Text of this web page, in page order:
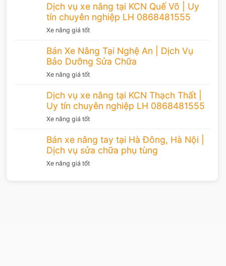
Dịch vụ xe nâng tại KCN Quế Võ | Uy
tín chuyên nghiệp LH 0868481555
Xe nâng giá tốt
Bán Xe Nâng Tại Nghệ An | Dịch Vụ
Bảo Dưỡng Sửa Chữa
Xe nâng giá tốt
Dịch vụ xe nâng tại KCN Thạch Thất |
Uy tín chuyên nghiệp LH 0868481555
Xe nâng giá tốt
Bán xe nâng tay tại Hà Đông, Hà Nội |
Dịch vụ sửa chữa phụ tùng
Xe nâng giá tốt